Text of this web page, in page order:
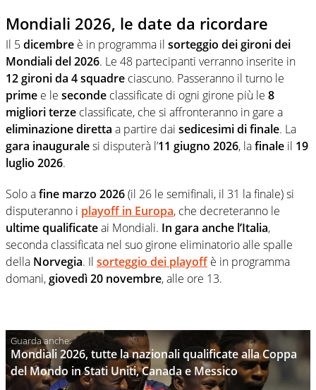
Mondiali 2026, le date da ricordare
Il 5dicembre è in programma il sorteggio dei gironi dei
Mondiali del 2026. Le 48 partecipanti verranno inserite in
12 gironi da 4 squadre ciascuno. Passeranno il turno le
prime e le seconde classificate di ogni girone più le 8
migliori terze classificate, che si affronteranno in gare a
eliminazione diretta a partire dai sedicesimi di finale. La
gara inauguralesi disputerà l’11 giugno 2026, lafinale il 19
luglio 2026.
Solo afine marzo 2026(il 26 le semifinali, il 31 la finale) si
disputeranno i playoff in Europa, che decreteranno le
ultime qualificateai Mondiali. In gara anche l’Italia,
seconda classificata nel suo girone eliminatorio alle spalle
della Norvegia. Il sorteggio dei playoffè in programma
domani,giovedì 20 novembre, alle ore 13.
Mondiali 2026, tutte la nazionali qualificate alla Coppa
del Mondo in Stati Uniti, Canada e Messico